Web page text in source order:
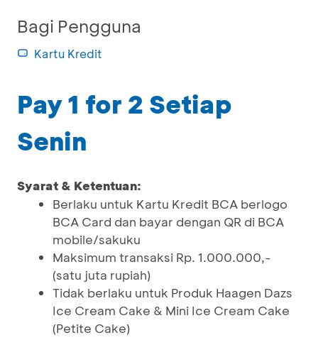
Bagi Pengguna
Kartu Kredit
Pay 1 for 2 Setiap
Senin
Syarat & Ketentuan:
Berlaku untuk Kartu Kredit BCA berlogo
BCA Card dan bayar dengan QR di BCA
mobile/sakuku
Maksimum transaksi Rp. 1.000.000,-
(satu juta rupiah)
Tidak berlaku untuk Produk Haagen Dazs
Ice Cream Cake & Mini Ice Cream Cake
(Petite Cake)